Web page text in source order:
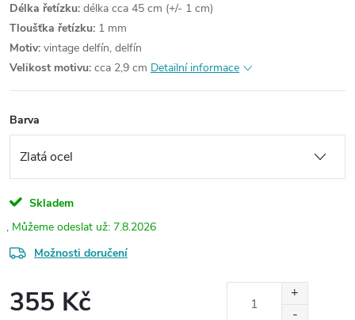
Délka řetízku: délka cca 45 cm (+/- 1 cm)
Tloušťka řetízku: 1 mm
Motiv: vintage delfín, delfín
Velikost motivu: cca 2,9 cm Detailní informace
Barva
Skladem
7.8.2026
Možnosti doručení
355 Kč